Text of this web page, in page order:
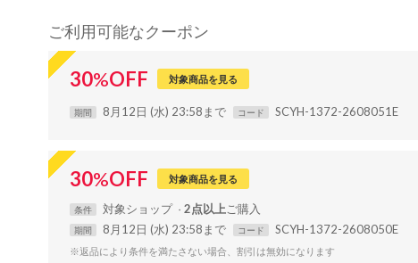
ご利用可能なクーポン
30%OFF 対象商品を見る
期間 8月12日 (水) 23:58まで コード SCYH-1372-2608051E
30%OFF 対象商品を見る
条件 対象ショップ 2点以上
期間 8月12日 (水) 23:58まで コード SCYH-1372-2608050E
※返品により条件を満たさない場合、割引は無効になります